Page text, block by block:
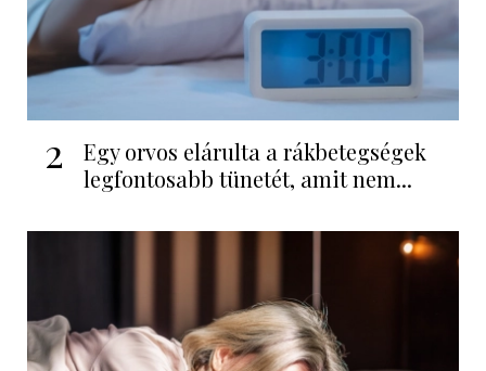
2
Egy orvos elárulta a rákbetegségek
legfontosabb tünetét, amit nem...